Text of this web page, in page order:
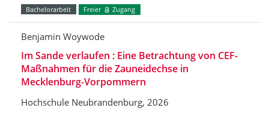
Bachelorarbeit Freier Zugang
Benjamin Woywode
Im Sande verlaufen : Eine Betrachtung von CEF-
Maßnahmen für die Zauneidechse in
Mecklenburg-Vorpommern
Hochschule Neubrandenburg, 2026